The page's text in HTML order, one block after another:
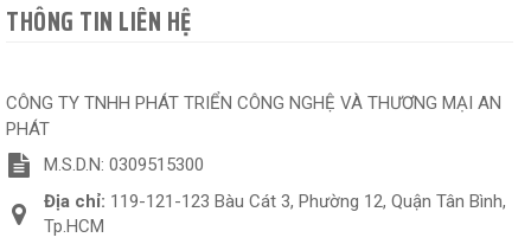
THÔNG TIN LIÊN HỆ
CÔNG TY TNHH PHÁT TRIỂN CÔNG NGHỆ VÀ THƯƠNG MẠI AN
PHÁT
M.S.D.N: 0309515300
Địa chỉ: 119-121-123 Bàu Cát 3, Phường 12, Quận Tân Bình,
Tp.HCM